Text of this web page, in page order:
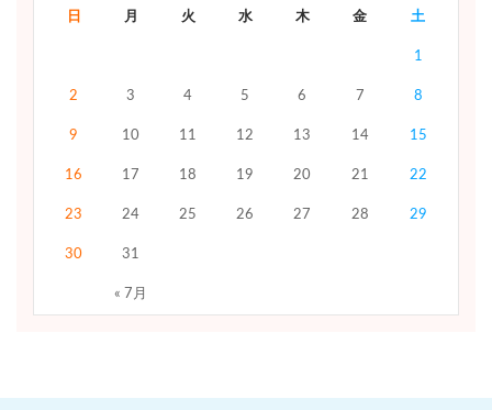
日 月 火 水 木 金 土
« 7月
1
2 3 4 5 6 7 8
9 10 11 12 13 14 15
16 17 18 19 20 21 22
23 24 25 26 27 28 29
30 31